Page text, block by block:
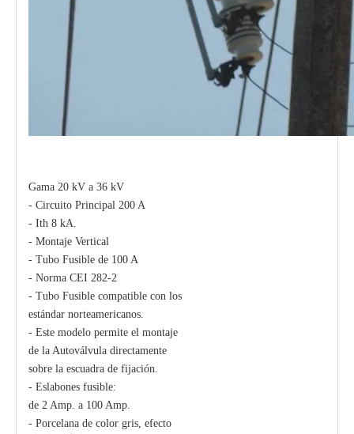
Polymer Fuse Cutout, Drop out Fuses 12 Kv 300A
Gama 20 kV a 36 kV
- Circuito Principal 200 A
- Ith 8 kA.
- Montaje Vertical
- Tubo Fusible de 100 A
- Norma CEI 282-2
- Tubo Fusible compatible con los
estándar norteamericanos.
- Este modelo permite el montaje
de la Autoválvula directamente
sobre la escuadra de fijación.
- Eslabones fusible:
de 2 Amp. a 100 Amp.
- Porcelana de color gris, efecto